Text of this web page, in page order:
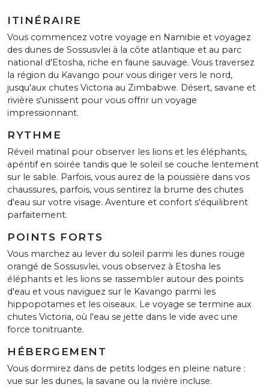
ITINÉRAIRE
Vous commencez votre voyage en Namibie et voyagez
des dunes de Sossusvlei à la côte atlantique et au parc
national d'Etosha, riche en faune sauvage. Vous traversez
la région du Kavango pour vous diriger vers le nord,
jusqu'aux chutes Victoria au Zimbabwe. Désert, savane et
rivière s'unissent pour vous offrir un voyage
impressionnant.
RYTHME
Réveil matinal pour observer les lions et les éléphants,
apéritif en soirée tandis que le soleil se couche lentement
sur le sable. Parfois, vous aurez de la poussière dans vos
chaussures, parfois, vous sentirez la brume des chutes
d'eau sur votre visage. Aventure et confort s'équilibrent
parfaitement.
POINTS FORTS
Vous marchez au lever du soleil parmi les dunes rouge
orangé de Sossusvlei, vous observez à Etosha les
éléphants et les lions se rassembler autour des points
d'eau et vous naviguez sur le Kavango parmi les
hippopotames et les oiseaux. Le voyage se termine aux
chutes Victoria, où l'eau se jette dans le vide avec une
force tonitruante.
HÉBERGEMENT
Vous dormirez dans de petits lodges en pleine nature :
vue sur les dunes, la savane ou la rivière incluse.